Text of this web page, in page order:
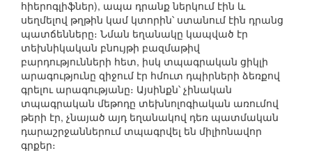
հիերոգլիֆներ), ապա դրանք ներկում էին և
սեղմելով թղթին կամ կտորին՝ ստանում էին դրանց
պատճենները։ Նման եղանակը կապված էր
տեխնիկական բնույթի բազմաթիվ
բարդությունների հետ, իսկ տպագրական ցիկլի
արագությունը զիջում էր հմուտ դպիրների ձեռքով
գրելու արագությանը։ Այսինքն՝ չինական
տպագրական մեթոդը տեխնոլոգիական առումով
թերի էր, չնայած այդ եղանակով դեռ պատմական
դարաշրջաններում տպագրվել են միլիոնավոր
գրքեր։